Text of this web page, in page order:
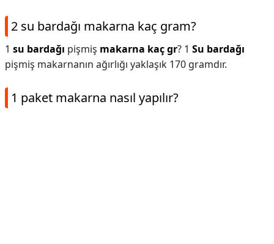
2 su bardağı makarna kaç gram?
1 su bardağı pişmiş makarna kaç gr? 1 Su bardağı
pişmiş makarnanın ağırlığı yaklaşık 170 gramdır.
1 paket makarna nasıl yapılır?